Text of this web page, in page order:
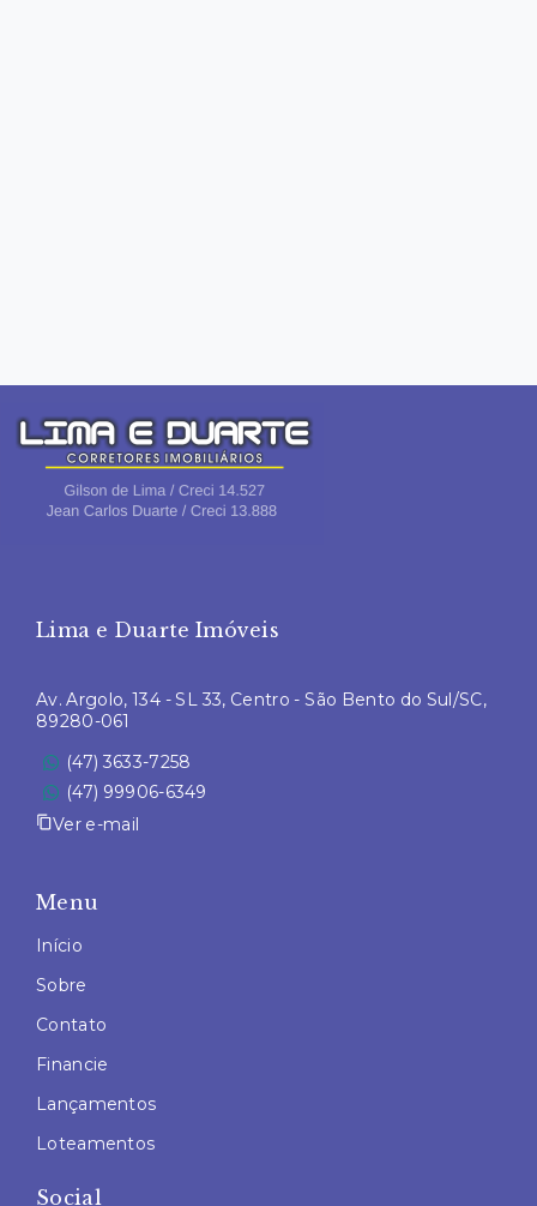
Lima e Duarte Imóveis
Av. Argolo, 134 - SL 33, Centro - São Bento do Sul/SC,
89280-061
(47) 3633-7258
(47) 99906-6349
Ver e-mail
Menu
Início
Sobre
Contato
Financie
Lançamentos
Loteamentos
Social